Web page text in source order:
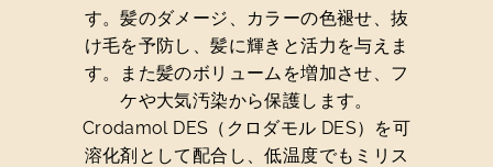
す。髪のダメージ、カラーの色褪せ、抜
け毛を予防し、髪に輝きと活力を与えま
す。また髪のボリュームを増加させ、フ
ケや大気汚染から保護します。
Crodamol DES（クロダモル DES）を可
溶化剤として配合し、低温度でもミリス